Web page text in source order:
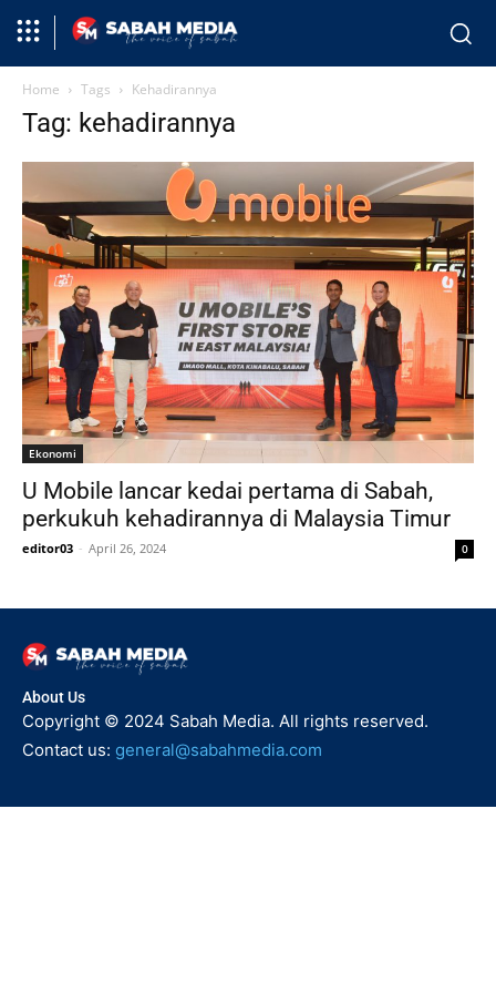
Home Tags Kehadirannya
Tag: kehadirannya
Ekonomi
U Mobile lancar kedai pertama di Sabah,
perkukuh kehadirannya di Malaysia Timur
editor03 - April 26, 2024 0
About Us
Copyright © 2024 Sabah Media. All rights reserved.
Contact us: general@sabahmedia.com